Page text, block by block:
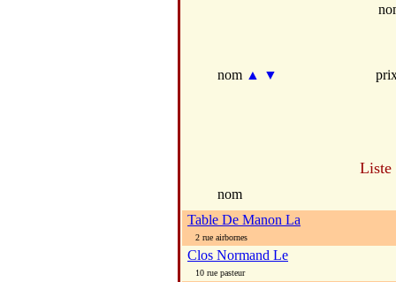
nom ▲ ▼
Liste
nom
Table De Manon La
2 rue airbornes
Clos Normand Le
10 rue pasteur